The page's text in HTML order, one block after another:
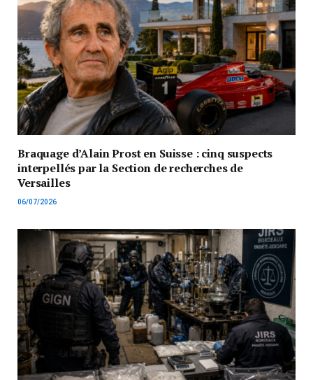
Braquage d’Alain Prost en Suisse : cinq suspects
interpellés par la Section de recherches de
Versailles
06/07/2026